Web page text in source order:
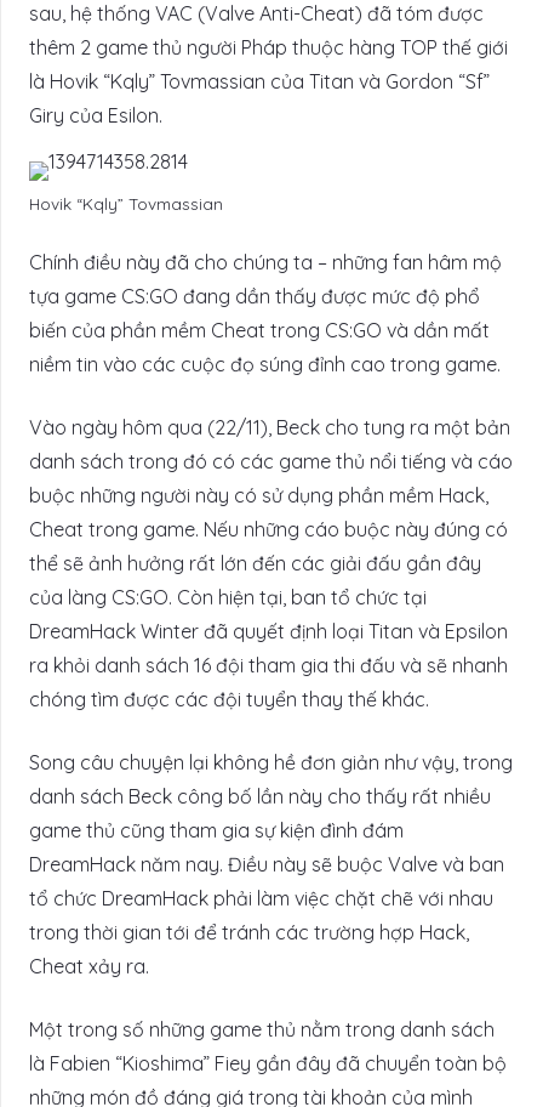
sau, hệ thống VAC (Valve Anti-Cheat) đã tóm được
thêm 2 game thủ người Pháp thuộc hàng TOP thế giới
là Hovik “Kqly” Tovmassian của Titan và Gordon “Sf”
Giry của Esilon.
Hovik “Kqly” Tovmassian
Chính điều này đã cho chúng ta – những fan hâm mộ
tựa game CS:GO đang dần thấy được mức độ phổ
biến của phần mềm Cheat trong CS:GO và dần mất
niềm tin vào các cuộc đọ súng đỉnh cao trong game.
Vào ngày hôm qua (22/11), Beck cho tung ra một bản
danh sách trong đó có các game thủ nổi tiếng và cáo
buộc những người này có sử dụng phần mềm Hack,
Cheat trong game. Nếu những cáo buộc này đúng có
thể sẽ ảnh hưởng rất lớn đến các giải đấu gần đây
của làng CS:GO. Còn hiện tại, ban tổ chức tại
DreamHack Winter đã quyết định loại Titan và Epsilon
ra khỏi danh sách 16 đội tham gia thi đấu và sẽ nhanh
chóng tìm được các đội tuyển thay thế khác.
Song câu chuyện lại không hề đơn giản như vậy, trong
danh sách Beck công bố lần này cho thấy rất nhiều
game thủ cũng tham gia sự kiện đình đám
DreamHack năm nay. Điều này sẽ buộc Valve và ban
tổ chức DreamHack phải làm việc chặt chẽ với nhau
trong thời gian tới để tránh các trường hợp Hack,
Cheat xảy ra.
Một trong số những game thủ nằm trong danh sách
là Fabien “Kioshima” Fiey gần đây đã chuyển toàn bộ
những món đồ đáng giá trong tài khoản của mình